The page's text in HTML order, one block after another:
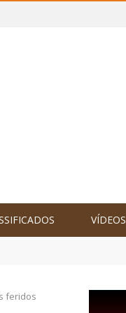
VÍDEOS
Escritores, na Colômbia
feridos